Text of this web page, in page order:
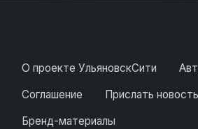
О проекте УльяновскСити
Соглашение
Прислать новость
Бренд-материалы